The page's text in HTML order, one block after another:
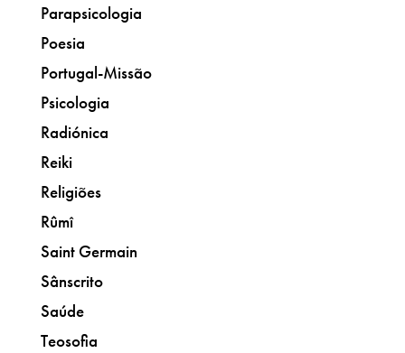
Parapsicologia
Poesia
Portugal-Missão
Psicologia
Radiónica
Reiki
Religiões
Rûmî
Saint Germain
Sânscrito
Saúde
Teosofia